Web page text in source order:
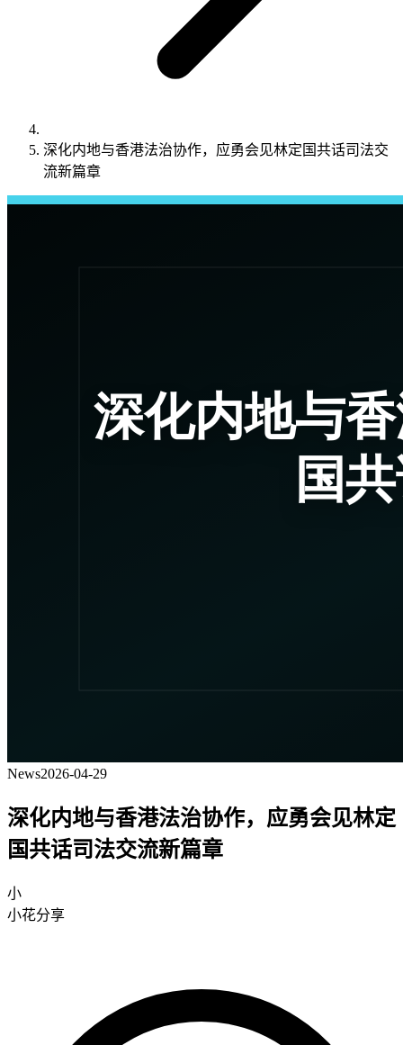
深化内地与香港法治协作，应勇会见林定国共话司法交
流新篇章
News2026-04-29
深化内地与香港法治协作，应勇会见林定
国共话司法交流新篇章
小
小花分享